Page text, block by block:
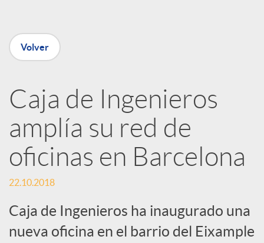
n
e
d
e
s
Volver
Caja de Ingenieros
amplía su red de
oficinas en Barcelona
22.10.2018
Caja de Ingenieros ha inaugurado una
nueva oficina en el barrio del Eixample